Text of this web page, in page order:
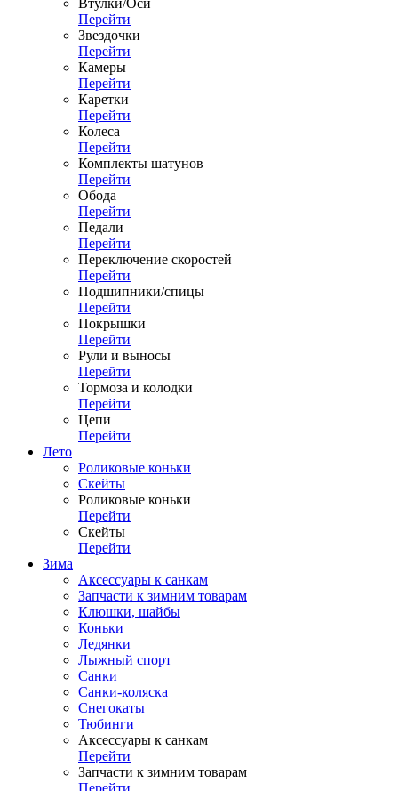
Втулки/Оси
Перейти
Звездочки
Перейти
Камеры
Перейти
Каретки
Перейти
Колеса
Перейти
Комплекты шатунов
Перейти
Обода
Перейти
Педали
Перейти
Переключение скоростей
Перейти
Подшипники/спицы
Перейти
Покрышки
Перейти
Рули и выносы
Перейти
Тормоза и колодки
Перейти
Цепи
Перейти
Лето
Роликовые коньки
Скейты
Роликовые коньки
Перейти
Скейты
Перейти
Зима
Аксессуары к санкам
Запчасти к зимним товарам
Клюшки, шайбы
Коньки
Ледянки
Лыжный спорт
Санки
Санки-коляска
Снегокаты
Тюбинги
Аксессуары к санкам
Перейти
Запчасти к зимним товарам
Перейти